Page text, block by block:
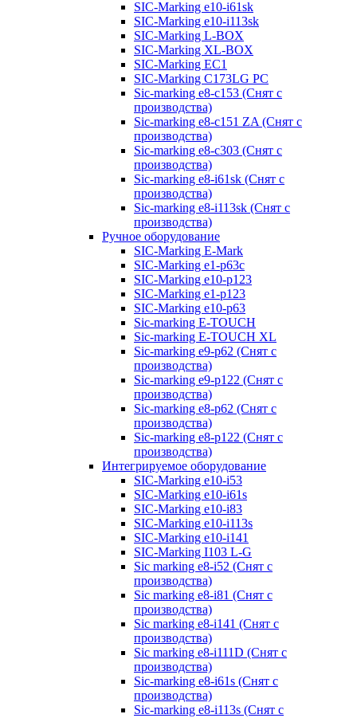
SIC-Marking e10-i61sk
SIC-Marking e10-i113sk
SIC-Marking L-BOX
SIC-Marking XL-BOX
SIC-Marking EC1
SIC-Marking C173LG PC
Sic-marking e8-c153 (Снят с
производства)
Sic-marking e8-c151 ZA (Снят с
производства)
Sic-marking e8-c303 (Снят с
производства)
Sic-marking e8-i61sk (Снят с
производства)
Sic-marking e8-i113sk (Снят с
производства)
Ручное оборудование
SIC-Marking E-Mark
SIC-Marking e1-p63с
SIC-Marking e10-p123
SIC-Marking e1-p123
SIC-Marking e10-p63
Sic-marking E-TOUCH
Sic-marking E-TOUCH XL
Sic-marking e9-p62 (Снят с
производства)
Sic-marking e9-p122 (Снят с
производства)
Sic-marking e8-p62 (Снят с
производства)
Sic-marking e8-p122 (Снят с
производства)
Интегрируемое оборудование
SIC-Marking e10-i53
SIC-Marking e10-i61s
SIC-Marking e10-i83
SIC-Marking e10-i113s
SIC-Marking e10-i141
SIC-Marking I103 L-G
Sic marking e8-i52 (Снят с
производства)
Sic marking e8-i81 (Снят с
производства)
Sic marking e8-i141 (Снят с
производства)
Sic marking e8-i111D (Снят с
производства)
Sic-marking e8-i61s (Снят с
производства)
Sic-marking e8-i113s (Снят с